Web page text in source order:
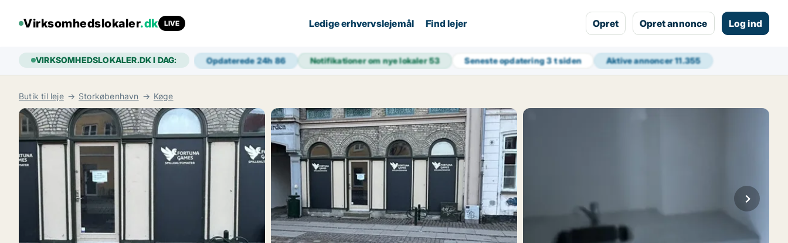
Virksomhedslokaler.dk LIVE Ledige erhvervslejemål Find lejer Opret Opret annonce Log ind
VIRKSOMHEDSLOKALER.DK I DAG: Opdaterede 24h86 Notifikationer om nye lokaler53 Seneste opdatering3 t siden Aktive annoncer11.355
Butik til leje Storkøbenhavn Køge